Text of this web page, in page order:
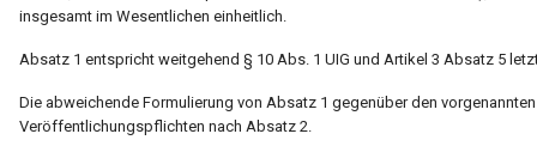
insgesamt im Wesentlichen einheitlich.
Absatz 1 entspricht weitgehend § 10 Abs. 1 UIG und Artikel 3 Absatz 5
Die abweichende Formulierung von Absatz 1 gegenüber den
Veröffentlichungspflichten nach Absatz 2.